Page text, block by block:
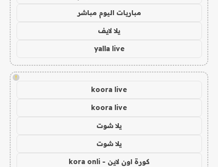
مباريات اليوم مباشر
يلا لايف
yalla live
!
koora live
koora live
يلا شوت
يلا شوت
كورة اون لاين - kora onli